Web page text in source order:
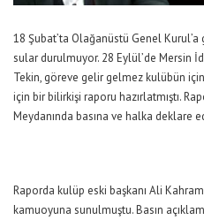
18 Şubat’ta Olağanüstü Genel
sular durulmuyor. 28 Eylül’de Mersin
Tekin, göreve gelir gelmez kulübün
için bir bilirkişi raporu hazırlatmıştı.
Meydanında basına ve halka deklare
Raporda kulüp eski başkanı Ali
kamuoyuna sunulmuştu. Basın